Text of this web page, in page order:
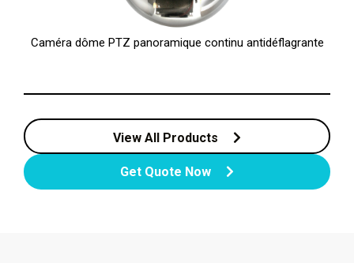
Caméra dôme PTZ panoramique continu antidéflagrante
View All Products
Get Quote Now